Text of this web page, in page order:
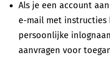
Als je een account
e-mail met
persoonlijke
aanvragen voor